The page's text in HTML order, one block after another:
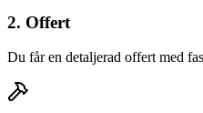
2. Offert
Du får en detaljerad offert med